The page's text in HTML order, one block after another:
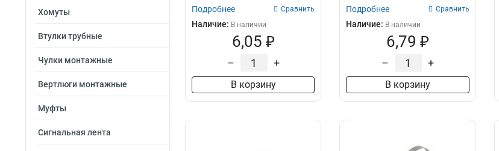
Хомуты
Втулки трубные
Чулки монтажные
Вертлюги монтажные
Муфты
Сигнальная лента
Подробнее Сравнить
Наличие: В наличии
6,05 ₽
– +
В корзину
Подробнее Сравнить
Наличие: В наличии
6,79 ₽
– +
В корзину